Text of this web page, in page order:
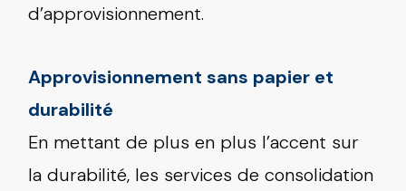
d’approvisionnement.
Approvisionnement sans papier et
durabilité
En mettant de plus en plus l’accent sur
la durabilité, les services de consolidation